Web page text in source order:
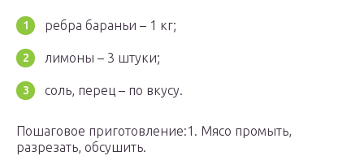
ребра бараньи – 1 кг;
лимоны – 3 штуки;
соль, перец – по вкусу.
Пошаговое приготовление:1. Мясо промыть,
разрезать, обсушить.